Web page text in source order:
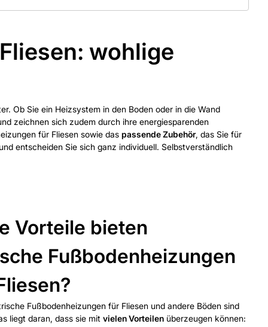
wohlige
Ob Sie ein Heizsystem in den Boden oder in die Wand
zeichnen sich zudem durch ihre energiesparenden
für Fliesen sowie das passende Zubehör, das Sie für
entscheiden Sie sich ganz individuell. Selbstverständlich
Vorteile bieten
Fußbodenheizungen
Fußbodenheizungen für Fliesen und andere Böden sind
liegt daran, dass sie mit vielen Vorteilenüberzeugen können: